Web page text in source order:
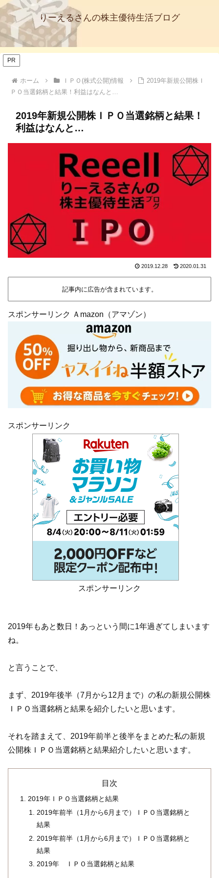
りーえるさんの株主優待生活ブログ
PR
ホーム ＩＰＯ(株式公開)情報
2019年新規公開株Ｉ
ＰＯ当選銘柄と結果！利益はなんと…
2019年新規公開株ＩＰＯ当選銘柄と結果！
利益はなんと…
2019.12.28 2020.01.31
記事内に広告が含まれています。
スポンサーリンク Ａmazon（アマゾン）
スポンサーリンク
スポンサーリンク
2019年もあと数日！あっという間に1年過ぎてしまいます
ね。
と言うことで、
まず、2019年後半（7月から12月まで）の私の新規公開株
ＩＰＯ当選銘柄と結果を紹介したいと思います。
それを踏まえて、2019年前半と後半をまとめた私の新規
公開株ＩＰＯ当選銘柄と結果紹介したいと思います。
目次
2019年ＩＰＯ当選銘柄と結果
2019年前半（1月から6月まで）ＩＰＯ当選銘柄と
結果
2019年前半（1月から6月まで）ＩＰＯ当選銘柄と
結果
2019年 ＩＰＯ当選銘柄と結果